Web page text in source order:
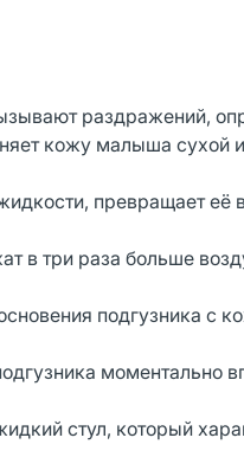
раздражений,
кожу малыша сухой
превращает её
в три раза больше
подгузника с
моментально
стул, который